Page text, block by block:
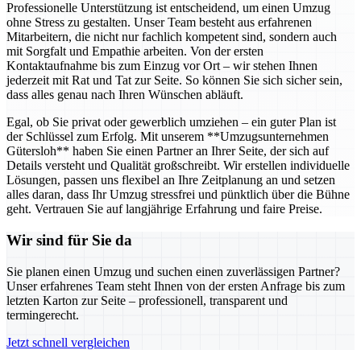
Professionelle Unterstützung ist entscheidend, um einen Umzug
ohne Stress zu gestalten. Unser Team besteht aus erfahrenen
Mitarbeitern, die nicht nur fachlich kompetent sind, sondern auch
mit Sorgfalt und Empathie arbeiten. Von der ersten
Kontaktaufnahme bis zum Einzug vor Ort – wir stehen Ihnen
jederzeit mit Rat und Tat zur Seite. So können Sie sich sicher sein,
dass alles genau nach Ihren Wünschen abläuft.
Egal, ob Sie privat oder gewerblich umziehen – ein guter Plan ist
der Schlüssel zum Erfolg. Mit unserem **Umzugsunternehmen
Gütersloh** haben Sie einen Partner an Ihrer Seite, der sich auf
Details versteht und Qualität großschreibt. Wir erstellen individuelle
Lösungen, passen uns flexibel an Ihre Zeitplanung an und setzen
alles daran, dass Ihr Umzug stressfrei und pünktlich über die Bühne
geht. Vertrauen Sie auf langjährige Erfahrung und faire Preise.
Wir sind für Sie da
Sie planen einen Umzug und suchen einen zuverlässigen Partner?
Unser erfahrenes Team steht Ihnen von der ersten Anfrage bis zum
letzten Karton zur Seite – professionell, transparent und
termingerecht.
Jetzt schnell vergleichen